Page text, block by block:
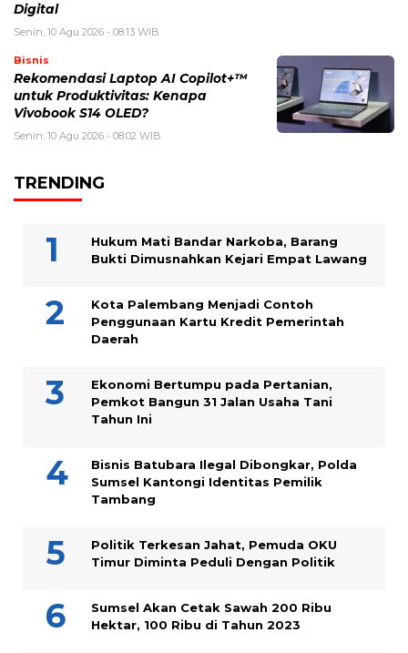
Digital
Senin, 10 Agu 2026 - 08:13 WIB
Bisnis
Rekomendasi Laptop AI Copilot+™
untuk Produktivitas: Kenapa
Vivobook S14 OLED?
Senin, 10 Agu 2026 - 08:02 WIB
TRENDING
Hukum Mati Bandar Narkoba, Barang
Bukti Dimusnahkan Kejari Empat Lawang
Kota Palembang Menjadi Contoh
Penggunaan Kartu Kredit Pemerintah
Daerah
Ekonomi Bertumpu pada Pertanian,
Pemkot Bangun 31 Jalan Usaha Tani
Tahun Ini
Bisnis Batubara Ilegal Dibongkar, Polda
Sumsel Kantongi Identitas Pemilik
Tambang
Politik Terkesan Jahat, Pemuda OKU
Timur Diminta Peduli Dengan Politik
Sumsel Akan Cetak Sawah 200 Ribu
Hektar, 100 Ribu di Tahun 2023